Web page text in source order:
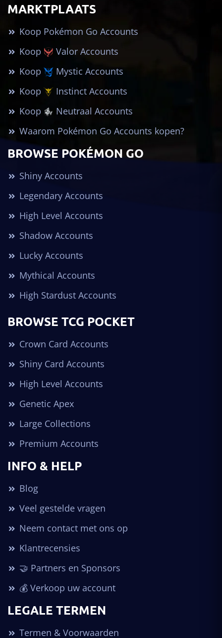
MARKTPLAATS
Koop Pokémon Go Accounts
Koop
Valor Accounts
Koop
Mystic Accounts
Koop
Instinct Accounts
Koop
Neutraal Accounts
Waarom Pokémon Go Accounts kopen?
BROWSE POKÉMON GO
Shiny Accounts
Legendary Accounts
High Level Accounts
Shadow Accounts
Lucky Accounts
Mythical Accounts
High Stardust Accounts
BROWSE TCG POCKET
Crown Card Accounts
Shiny Card Accounts
High Level Accounts
Genetic Apex
Large Collections
Premium Accounts
INFO & HELP
Blog
Veel gestelde vragen
Neem contact met ons op
Klantrecensies
🤝 Partners en Sponsors
💰 Verkoop uw account
LEGALE TERMEN
Termen & Voorwaarden